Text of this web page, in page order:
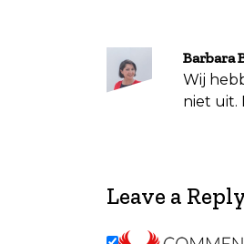
v
i
Barbara
Wij
niet uit.
Leave a